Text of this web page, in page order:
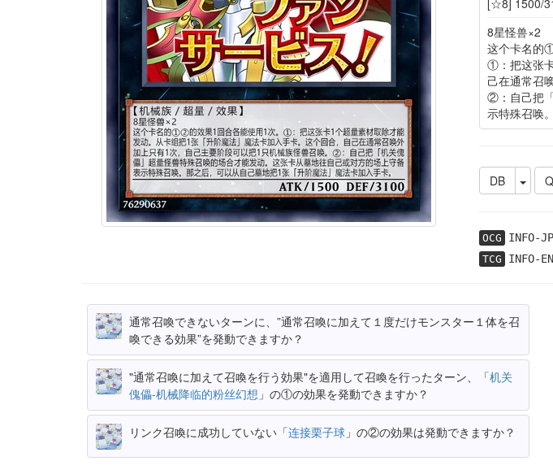
8星怪兽×2
这个卡名的
①：把这张
己在通常召
②：自己把
示特殊召唤
DB
OCG INFO-
TCG INFO-
通常召喚できないターンに、”通常召喚に加えて１度だけモンスター１体を召
喚できる効果”を発動できますか？
"通常召喚に加えて召喚を行う効果"を適用して召喚を行ったターン、「机关
傀儡-机械降临的粉丝幻想 」の①の効果を発動できますか？
リンク召喚に成功していない「连接栗子球 」の②の効果は発動できますか？